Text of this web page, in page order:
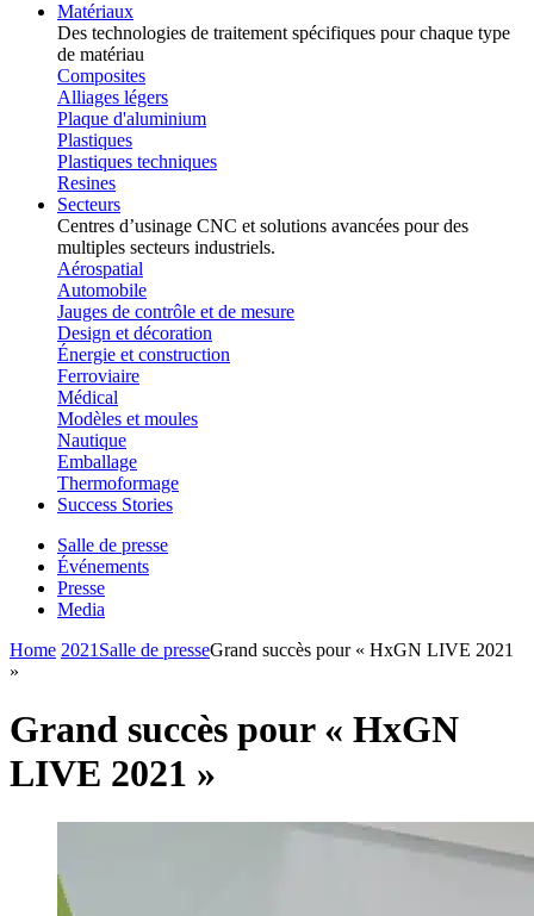
Matériaux
Des technologies de traitement spécifiques pour chaque type
de matériau
Composites
Alliages légers
Plaque d'aluminium
Plastiques
Plastiques techniques
Resines
Secteurs
Centres d’usinage CNC et solutions avancées pour des
multiples secteurs industriels.
Aérospatial
Automobile
Jauges de contrôle et de mesure
Design et décoration
Énergie et construction
Ferroviaire
Médical
Modèles et moules
Nautique
Emballage
Thermoformage
Success Stories
Salle de presse
Événements
Presse
Media
Home 2021 Salle de presseGrand succès pour « HxGN LIVE 2021
»
Grand succès pour « HxGN
LIVE 2021 »